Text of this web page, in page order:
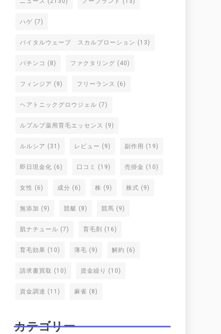
ハゲ (7)
バイタルウェーブ スカルプローション (13)
パチンコ (8) ファクタリング (40)
フィンジア (9) フリーランス (6)
ヘアトニックグロウジェル (7)
ルプルプ薬用育毛エッセンス (9)
ルルシア (31) レビュー (9) 副作用 (19)
即日現金化 (6) 口コミ (19) 売掛金 (10)
女性 (6) 成分 (6) 株 (9) 株式 (9)
無添加 (9) 競艇 (8) 競馬 (9)
肌ナチュール (7) 育毛剤 (16)
育毛効果 (10) 薄毛 (9) 解約 (6)
請求書買取 (10) 資金繰り (10)
資金調達 (11) 麻雀 (8)
カテゴリー